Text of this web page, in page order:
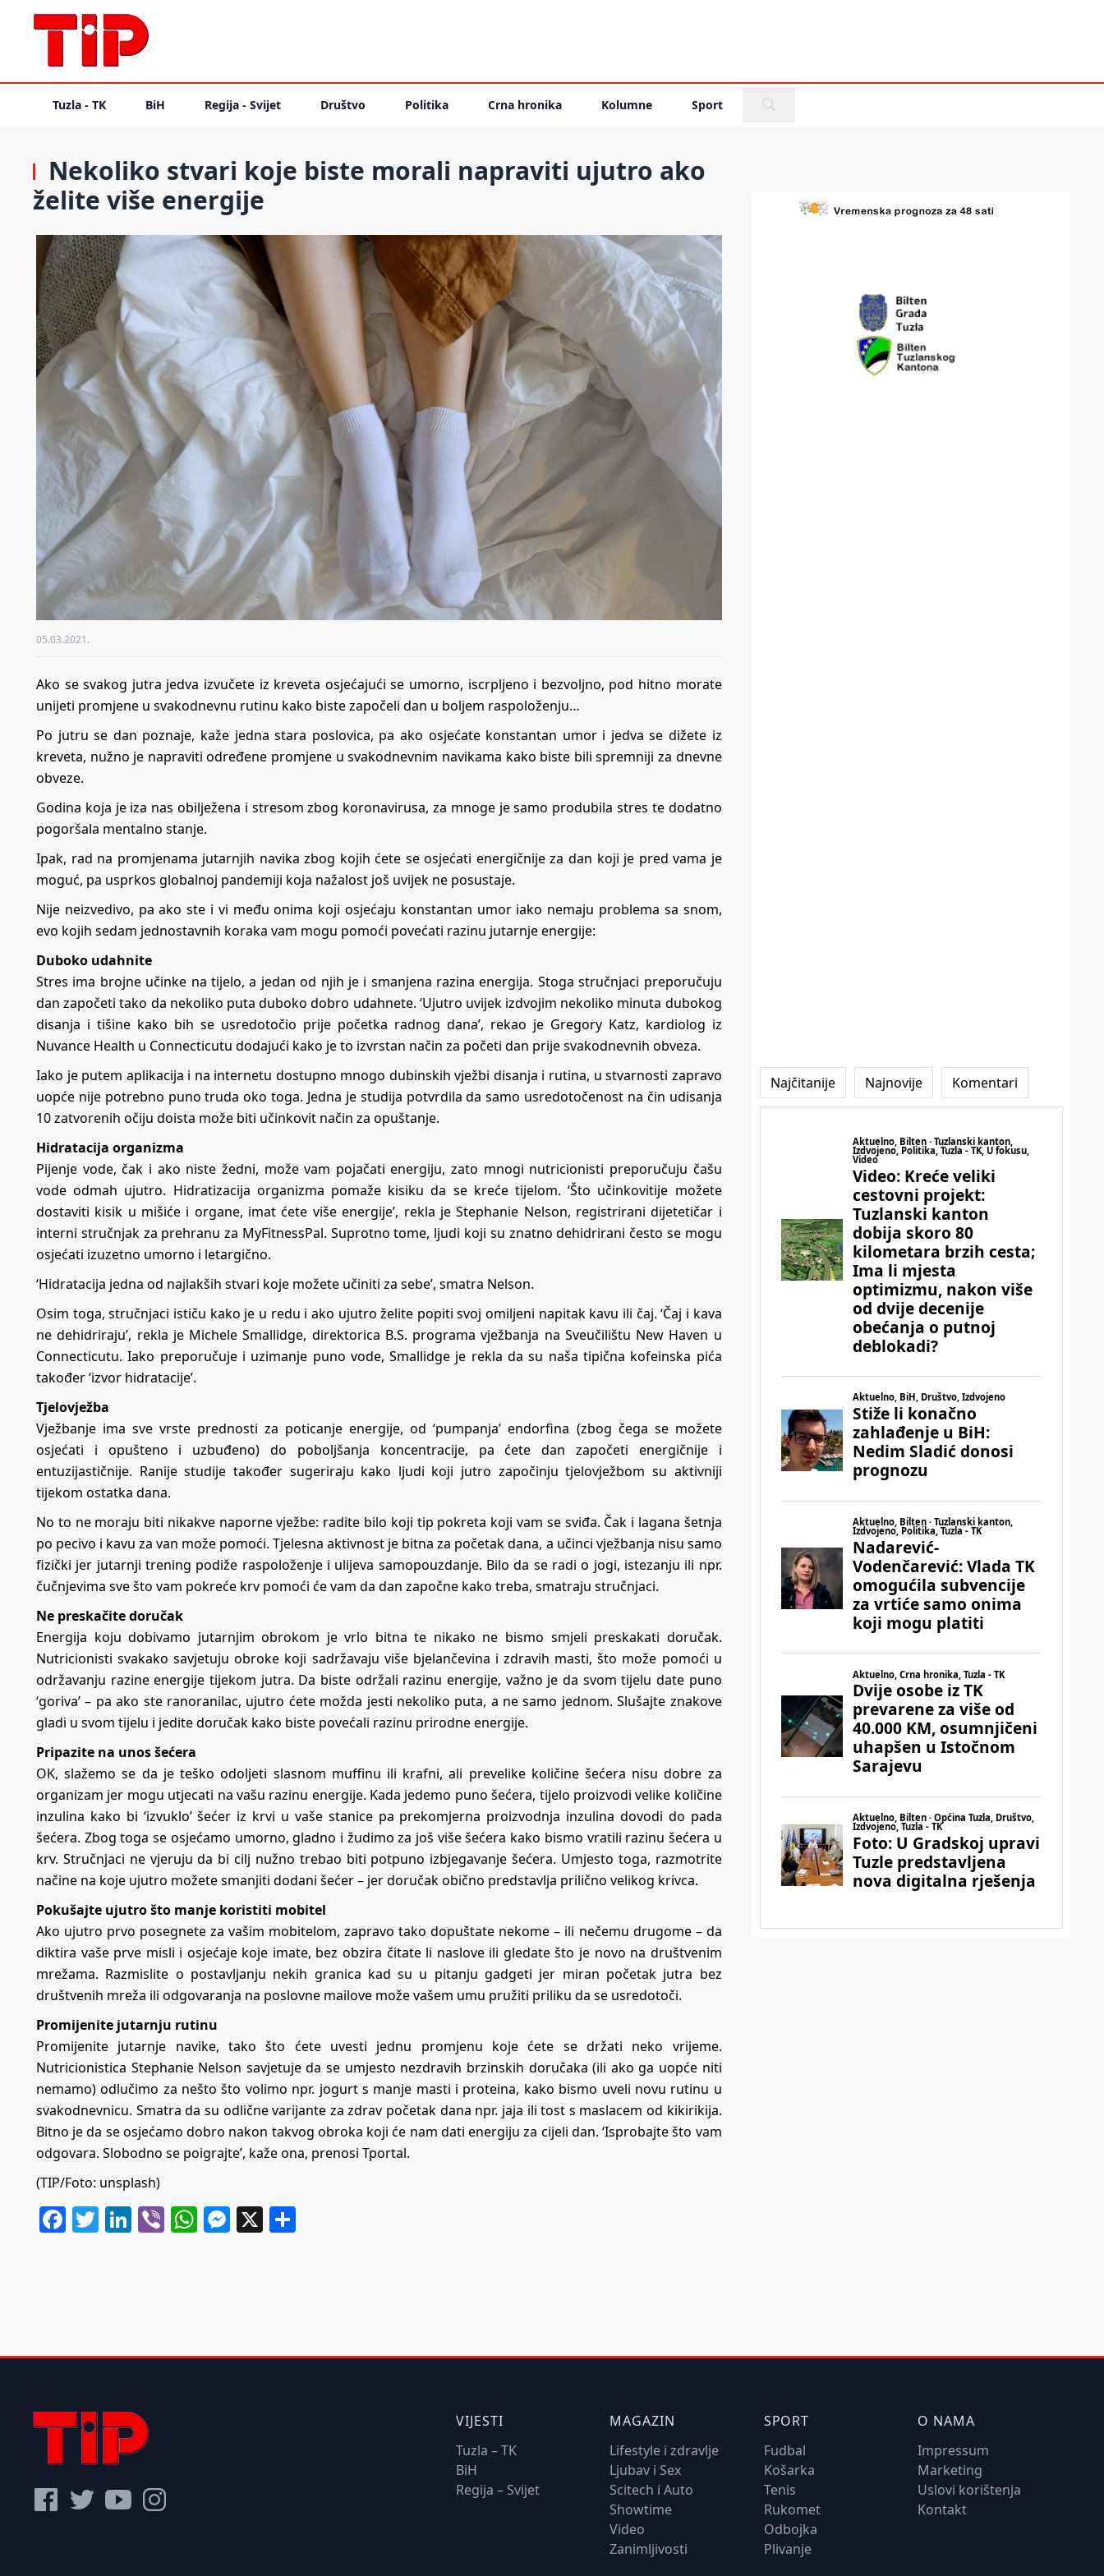
Tuzla - TK BiH Regija - Svijet Društvo Politika Crna hronika Kolumne Sport
Nekoliko stvari koje biste morali napraviti ujutro ako
želite više energije
05.03.2021.
Ako se svakog jutra jedva izvučete iz kreveta osjećajući se umorno, iscrpljeno i bezvoljno, pod hitno morate
unijeti promjene u svakodnevnu rutinu kako biste započeli dan u boljem raspoloženju…
Po jutru se dan poznaje, kaže jedna stara poslovica, pa ako osjećate konstantan umor i jedva se dižete iz
kreveta, nužno je napraviti određene promjene u svakodnevnim navikama kako biste bili spremniji za dnevne
obveze.
Godina koja je iza nas obilježena i stresom zbog koronavirusa, za mnoge je samo produbila stres te dodatno
pogoršala mentalno stanje.
Ipak, rad na promjenama jutarnjih navika zbog kojih ćete se osjećati energičnije za dan koji je pred vama je
moguć, pa usprkos globalnoj pandemiji koja nažalost još uvijek ne posustaje.
Nije neizvedivo, pa ako ste i vi među onima koji osjećaju konstantan umor iako nemaju problema sa snom,
evo kojih sedam jednostavnih koraka vam mogu pomoći povećati razinu jutarnje energije:
Duboko udahnite
Stres ima brojne učinke na tijelo, a jedan od njih je i smanjena razina energija. Stoga stručnjaci preporučuju
dan započeti tako da nekoliko puta duboko dobro udahnete. ‘Ujutro uvijek izdvojim nekoliko minuta dubokog
disanja i tišine kako bih se usredotočio prije početka radnog dana’, rekao je Gregory Katz, kardiolog iz
Nuvance Health u Connecticutu dodajući kako je to izvrstan način za početi dan prije svakodnevnih obveza.
Iako je putem aplikacija i na internetu dostupno mnogo dubinskih vježbi disanja i rutina, u stvarnosti zapravo
uopće nije potrebno puno truda oko toga. Jedna je studija potvrdila da samo usredotočenost na čin udisanja
10 zatvorenih očiju doista može biti učinkovit način za opuštanje.
Hidratacija organizma
Pijenje vode, čak i ako niste žedni, može vam pojačati energiju, zato mnogi nutricionisti preporučuju čašu
vode odmah ujutro. Hidratizacija organizma pomaže kisiku da se kreće tijelom. ‘Što učinkovitije možete
dostaviti kisik u mišiće i organe, imat ćete više energije’, rekla je Stephanie Nelson, registrirani dijetetičar i
interni stručnjak za prehranu za MyFitnessPal. Suprotno tome, ljudi koji su znatno dehidrirani često se mogu
osjećati izuzetno umorno i letargično.
‘Hidratacija jedna od najlakših stvari koje možete učiniti za sebe’, smatra Nelson.
Osim toga, stručnjaci ističu kako je u redu i ako ujutro želite popiti svoj omiljeni napitak kavu ili čaj. ‘Čaj i kava
ne dehidriraju’, rekla je Michele Smallidge, direktorica B.S. programa vježbanja na Sveučilištu New Haven u
Connecticutu. Iako preporučuje i uzimanje puno vode, Smallidge je rekla da su naša tipična kofeinska pića
također ‘izvor hidratacije’.
Tjelovježba
Vježbanje ima sve vrste prednosti za poticanje energije, od ‘pumpanja’ endorfina (zbog čega se možete
osjećati i opušteno i uzbuđeno) do poboljšanja koncentracije, pa ćete dan započeti energičnije i
entuzijastičnije. Ranije studije također sugeriraju kako ljudi koji jutro započinju tjelovježbom su aktivniji
tijekom ostatka dana.
No to ne moraju biti nikakve naporne vježbe: radite bilo koji tip pokreta koji vam se sviđa. Čak i lagana šetnja
po pecivo i kavu za van može pomoći. Tjelesna aktivnost je bitna za početak dana, a učinci vježbanja nisu samo
fizički jer jutarnji trening podiže raspoloženje i ulijeva samopouzdanje. Bilo da se radi o jogi, istezanju ili npr.
čučnjevima sve što vam pokreće krv pomoći će vam da dan započne kako treba, smatraju stručnjaci.
Ne preskačite doručak
Energija koju dobivamo jutarnjim obrokom je vrlo bitna te nikako ne bismo smjeli preskakati doručak.
Nutricionisti svakako savjetuju obroke koji sadržavaju više bjelančevina i zdravih masti, što može pomoći u
održavanju razine energije tijekom jutra. Da biste održali razinu energije, važno je da svom tijelu date puno
‘goriva’ – pa ako ste ranoranilac, ujutro ćete možda jesti nekoliko puta, a ne samo jednom. Slušajte znakove
gladi u svom tijelu i jedite doručak kako biste povećali razinu prirodne energije.
Pripazite na unos šećera
OK, slažemo se da je teško odoljeti slasnom muffinu ili krafni, ali prevelike količine šećera nisu dobre za
organizam jer mogu utjecati na vašu razinu energije. Kada jedemo puno šećera, tijelo proizvodi velike količine
inzulina kako bi ‘izvuklo’ šećer iz krvi u vaše stanice pa prekomjerna proizvodnja inzulina dovodi do pada
šećera. Zbog toga se osjećamo umorno, gladno i žudimo za još više šećera kako bismo vratili razinu šećera u
krv. Stručnjaci ne vjeruju da bi cilj nužno trebao biti potpuno izbjegavanje šećera. Umjesto toga, razmotrite
načine na koje ujutro možete smanjiti dodani šećer – jer doručak obično predstavlja prilično velikog krivca.
Pokušajte ujutro što manje koristiti mobitel
Ako ujutro prvo posegnete za vašim mobitelom, zapravo tako dopuštate nekome – ili nečemu drugome – da
diktira vaše prve misli i osjećaje koje imate, bez obzira čitate li naslove ili gledate što je novo na društvenim
mrežama. Razmislite o postavljanju nekih granica kad su u pitanju gadgeti jer miran početak jutra bez
društvenih mreža ili odgovaranja na poslovne mailove može vašem umu pružiti priliku da se usredotoči.
Promijenite jutarnju rutinu
Promijenite jutarnje navike, tako što ćete uvesti jednu promjenu koje ćete se držati neko vrijeme.
Nutricionistica Stephanie Nelson savjetuje da se umjesto nezdravih brzinskih doručaka (ili ako ga uopće niti
nemamo) odlučimo za nešto što volimo npr. jogurt s manje masti i proteina, kako bismo uveli novu rutinu u
svakodnevnicu. Smatra da su odlične varijante za zdrav početak dana npr. jaja ili tost s maslacem od kikirikija.
Bitno je da se osjećamo dobro nakon takvog obroka koji će nam dati energiju za cijeli dan. ‘Isprobajte što vam
odgovara. Slobodno se poigrajte’, kaže ona, prenosi Tportal.
(TIP/Foto: unsplash)
Facebook
Twitter
LinkedIn
ViberWhatsApp
Messenger
X
Najčitanije Najnovije Komentari
VIJESTI
Tuzla – TK
BiH
Regija – Svijet
MAGAZIN
Lifestyle i zdravlje
Ljubav i Sex
Scitech i Auto
Showtime
Video
Zanimljivosti
SPORT
Fudbal
Košarka
Tenis
Rukomet
Odbojka
Plivanje
O NAMA
Impressum
Marketing
Uslovi korištenja
Kontakt